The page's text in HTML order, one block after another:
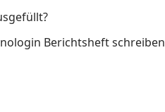
Berichtsheft schreiben